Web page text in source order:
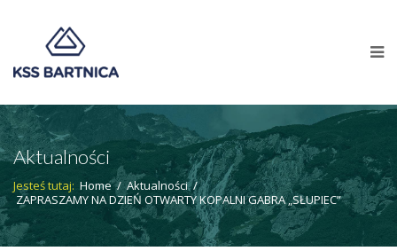
Aktualności
Jesteś tutaj: Home / Aktualności /
ZAPRASZAMY NA DZIEŃ OTWARTY KOPALNI GABRA „SŁUPIEC”